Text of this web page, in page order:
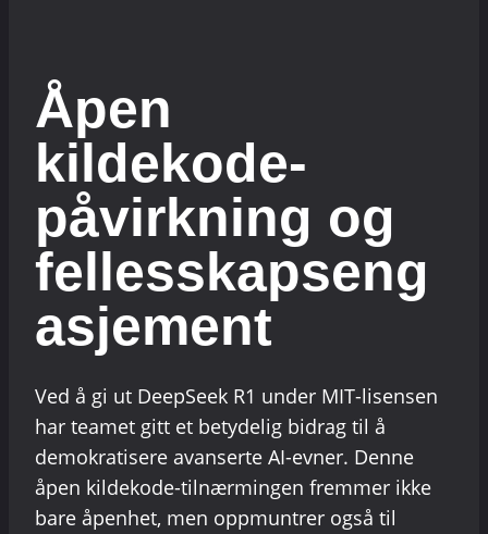
Åpen
kildekode-
påvirkning og
fellesskapseng
asjement
Ved å gi ut DeepSeek R1 under MIT-lisensen
har teamet gitt et betydelig bidrag til å
demokratisere avanserte AI-evner. Denne
åpen kildekode-tilnærmingen fremmer ikke
bare åpenhet, men oppmuntrer også til